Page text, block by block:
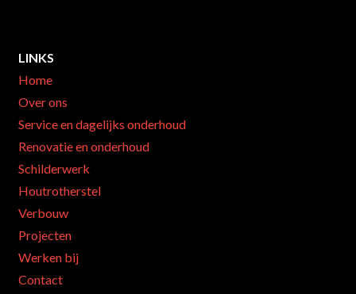
LINKS
Home
Over ons
Service en dagelijks onderhoud
Renovatie en onderhoud
Schilderwerk
Houtrotherstel
Verbouw
Projecten
Werken bij
Contact